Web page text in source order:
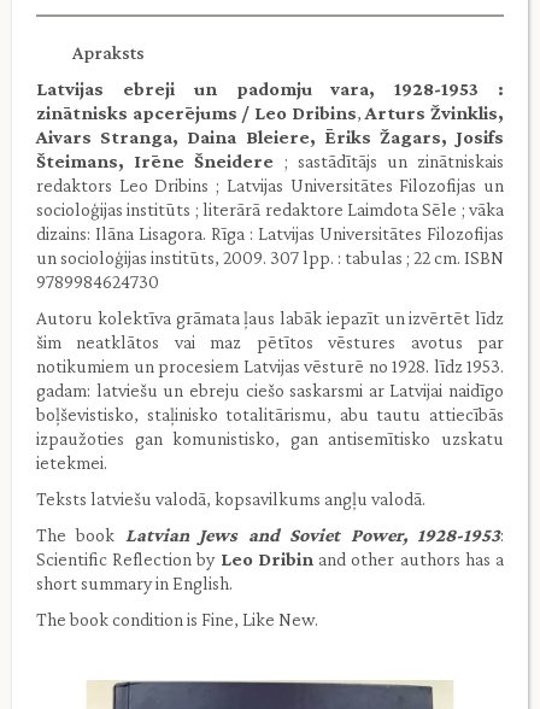
Apraksts
Latvijas ebreji un padomju vara, 1928-1953 :
zinātnisks apcerējums / Leo Dribins,Arturs Žvinklis,
Aivars Stranga, Daina Bleiere, Ēriks Žagars, Josifs
Šteimans, Irēne Šneidere ; sastādītājs un zinātniskais
redaktors Leo Dribins ; Latvijas Universitātes Filozofijas un
socioloģijas institūts ; literārā redaktore Laimdota Sēle ; vāka
dizains: Ilāna Lisagora. Rīga : Latvijas Universitātes Filozofijas
un socioloģijas institūts, 2009. 307 lpp. : tabulas ; 22 cm. ISBN
9789984624730
Autoru kolektīva grāmata ļaus labāk iepazīt un izvērtēt līdz
šim neatklātos vai maz pētītos vēstures avotus par
notikumiem un procesiem Latvijas vēsturē no 1928. līdz 1953.
gadam: latviešu un ebreju ciešo saskarsmi ar Latvijai naidīgo
boļševistisko, staļinisko totalitārismu, abu tautu attiecībās
izpaužoties gan komunistisko, gan antisemītisko uzskatu
ietekmei.
Teksts latviešu valodā, kopsavilkums angļu valodā.
The book
Latvian Jews and Soviet Power, 1928-1953:
Scientific Reflection by Leo Dribin and other authors has a
short summary in English.
The book condition is Fine, Like New.